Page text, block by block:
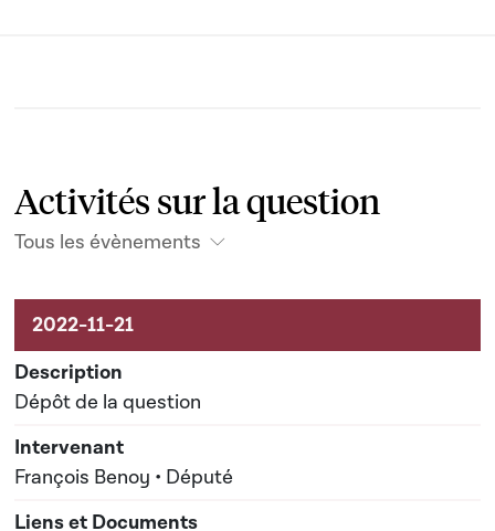
Activités sur la question
Tous les évènements
Activités liées au dossier
Dépôt de la question
François Benoy • Député